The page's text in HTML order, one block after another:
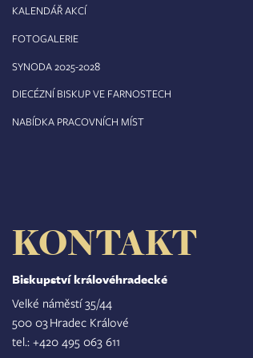
KALENDÁŘ AKCÍ
FOTOGALERIE
SYNODA 2025-2028
DIECÉZNÍ BISKUP VE FARNOSTECH
NABÍDKA PRACOVNÍCH MÍST
KONTAKT
Biskupství královéhradecké
Velké náměstí 35/44
500 03 Hradec Králové
tel.: +420 495 063 611